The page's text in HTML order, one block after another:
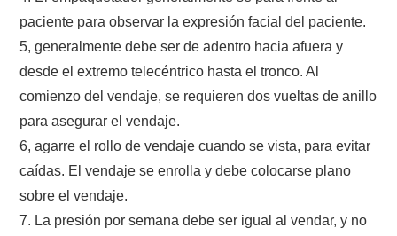
paciente para observar la expresión facial del paciente.
5, generalmente debe ser de adentro hacia afuera y
desde el extremo telecéntrico hasta el tronco. Al
comienzo del vendaje, se requieren dos vueltas de anillo
para asegurar el vendaje.
6, agarre el rollo de vendaje cuando se vista, para evitar
caídas. El vendaje se enrolla y debe colocarse plano
sobre el vendaje.
7. La presión por semana debe ser igual al vendar, y no